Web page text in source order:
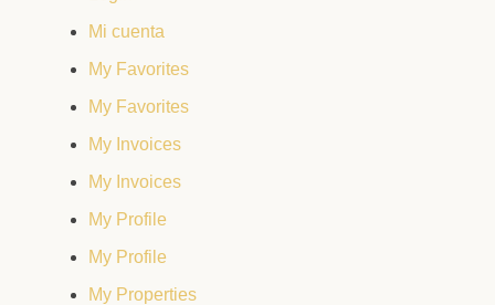
Mi cuenta
My Favorites
My Favorites
My Invoices
My Invoices
My Profile
My Profile
My Properties